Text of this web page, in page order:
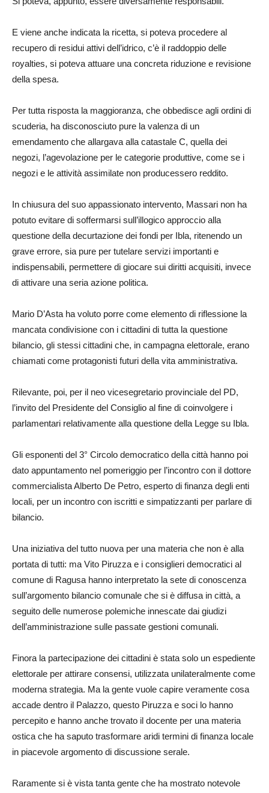
E viene anche indicata la ricetta, si poteva procedere al
recupero di residui attivi dell’idrico, c’è il raddoppio delle
royalties, si poteva attuare una concreta riduzione e revisione
della spesa.
Per tutta risposta la maggioranza, che obbedisce agli ordini di
scuderia, ha disconosciuto pure la valenza di un
emendamento che allargava alla catastale C, quella dei
negozi, l’agevolazione per le categorie produttive, come se i
negozi e le attività assimilate non producessero reddito.
In chiusura del suo appassionato intervento, Massari non ha
potuto evitare di soffermarsi sull’illogico approccio alla
questione della decurtazione dei fondi per Ibla, ritenendo un
grave errore, sia pure per tutelare servizi importanti e
indispensabili, permettere di giocare sui diritti acquisiti, invece
di attivare una seria azione politica.
Mario D’Asta ha voluto porre come elemento di riflessione la
mancata condivisione con i cittadini di tutta la questione
bilancio, gli stessi cittadini che, in campagna elettorale, erano
chiamati come protagonisti futuri della vita amministrativa.
Rilevante, poi, per il neo vicesegretario provinciale del PD,
l’invito del Presidente del Consiglio al fine di coinvolgere i
parlamentari relativamente alla questione della Legge su Ibla.
Gli esponenti del 3° Circolo democratico della città hanno poi
dato appuntamento nel pomeriggio per l’incontro con il dottore
commercialista Alberto De Petro, esperto di finanza degli enti
locali, per un incontro con iscritti e simpatizzanti per parlare di
bilancio.
Una iniziativa del tutto nuova per una materia che non è alla
portata di tutti: ma Vito Piruzza e i consiglieri democratici al
comune di Ragusa hanno interpretato la sete di conoscenza
sull’argomento bilancio comunale che si è diffusa in città, a
seguito delle numerose polemiche innescate dai giudizi
dell’amministrazione sulle passate gestioni comunali.
Finora la partecipazione dei cittadini è stata solo un espediente
elettorale per attirare consensi, utilizzata unilateralmente come
moderna strategia. Ma la gente vuole capire veramente cosa
accade dentro il Palazzo, questo Piruzza e soci lo hanno
percepito e hanno anche trovato il docente per una materia
ostica che ha saputo trasformare aridi termini di finanza locale
in piacevole argomento di discussione serale.
Raramente si è vista tanta gente che ha mostrato notevole